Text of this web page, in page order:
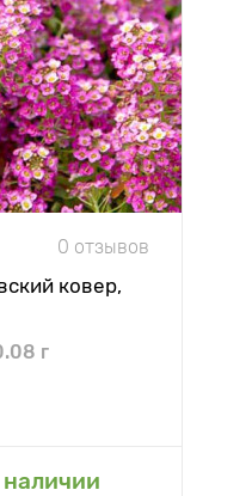
0 отзывов
ковер,
г